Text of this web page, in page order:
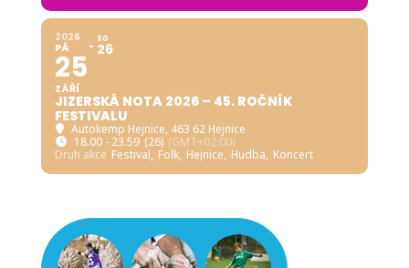
2026
PÁ
25
ZÁŘÍ
SO
26
JIZERSKÁ NOTA 2026 – 45. ROČNÍK
FESTIVALU
Autokemp Hejnice, 463 62 Hejnice
18.00 - 23.59 (26) (GMT+02:00)
Druh akce Festival, Folk, Hejnice, Hudba, Koncert